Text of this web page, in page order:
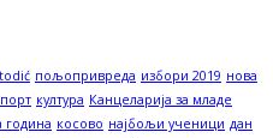
пољопривреда избори 2019 нова
култура Канцеларија за младе
година косово најбољи ученици дан